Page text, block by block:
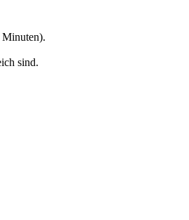
Minuten).
sind.